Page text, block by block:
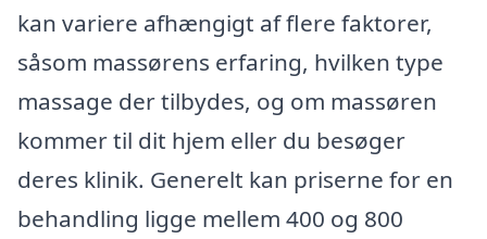
kan variere afhængigt af flere faktorer,
såsom massørens erfaring, hvilken type
massage der tilbydes, og om massøren
kommer til dit hjem eller du besøger
deres klinik. Generelt kan priserne for en
behandling ligge mellem 400 og 800